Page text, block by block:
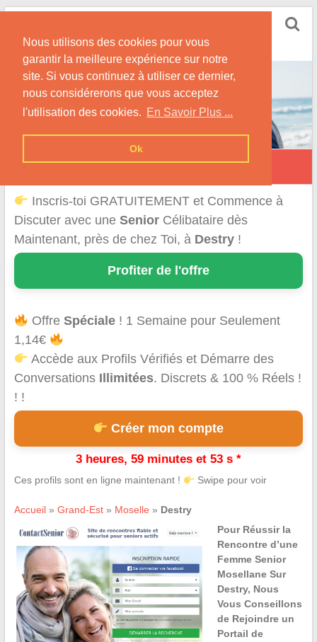
Nous utilisons des cookies pour vous
garantir la meilleure expérience sur notre
site. Si vous continuez à utiliser ce dernier,
nous considérerons que vous acceptez
l'utilisation des cookies. En Savoir Plus ...
Ok
Skip
content
Conseils & Infos pour la Rencontre d'une Senior
Destry
Inscris-toi GRATUITEMENT et Commence à
Discuter avec une SeniorCélibataire dès
Maintenant, près de chez Toi, à Destry!
Profiter de l'offre
OffreSpéciale ! 1 Semaine pour Seulement
1,14€
Accède aux Profils Vérifiés et Démarre des
Conversations Illimitées. Discrets & 100 % Réels !
! !
Créer mon compte
3 heures, 59 minutes et 53 s *
Ces profils sont en ligne maintenant ! Swipe pour voir
Accueil» Grand-Est» Moselle » Destry
Pour Réussir la
Rencontre d’une
Femme Senior
Mosellane Sur
Destry, Nous
Vous Conseillons
de Rejoindre un
Portail de